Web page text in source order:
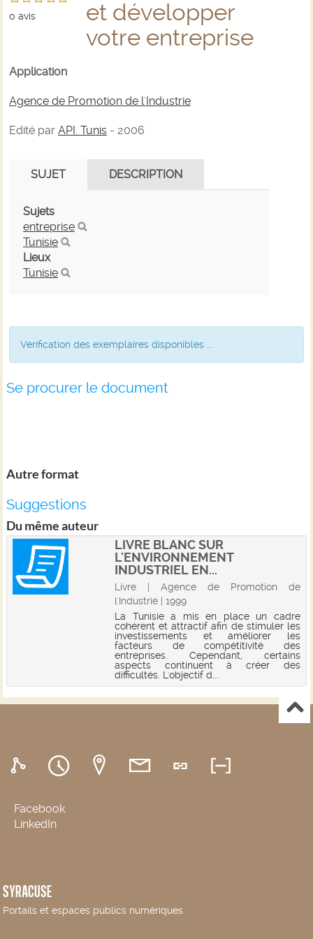
0 avis
et développer
votre entreprise
Application
Agence de Promotion de l'Industrie
Edité par API. Tunis - 2006
SUJET DESCRIPTION
Sujets
entreprise
Tunisie
Lieux
Tunisie
Vérification des exemplaires disponibles ...
Se procurer le document
Autre format
Suggestions
Du même auteur
LIVRE BLANC SUR
L'ENVIRONNEMENT
INDUSTRIEL EN...
Livre | Agence de Promotion de
l'Industrie | 1999
La Tunisie a mis en place un cadre
cohérent et attractif afin de stimuler les
investissements et améliorer les
facteurs de compétitivité des
entreprises. Cependant, certains
aspects continuent à créer des
difficultés. L'objectif d...
Facebook
LinkedIn
SYRACUSE
Portails et espaces publics numériques